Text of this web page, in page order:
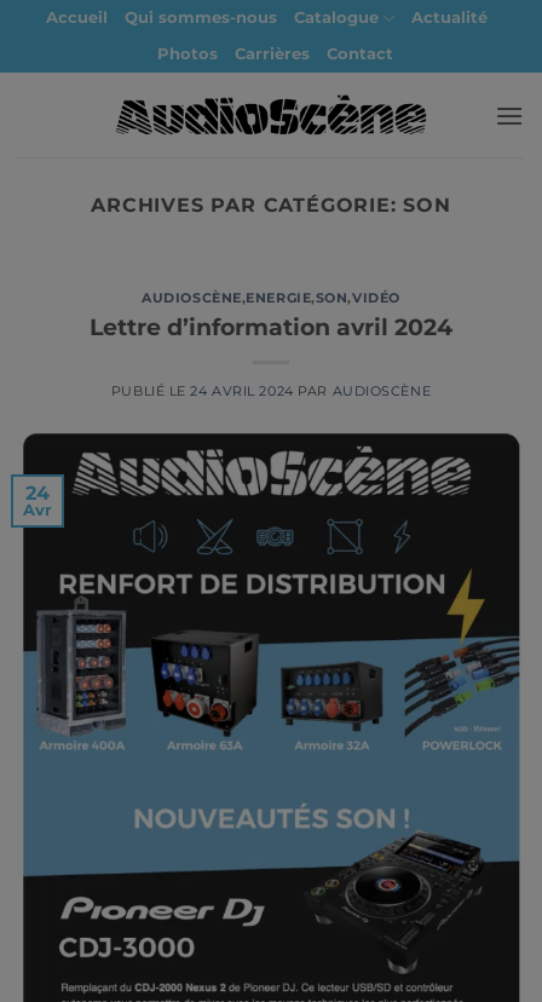
Passer
contenu
Accueil Qui sommes-nous Catalogue
Actualité
Photos
Carrières Contact
ARCHIVES PAR CATÉGORIE:SON
AUDIOSCÈNE,ENERGIE,SON,VIDÉO
Lettre d’information avril 2024
PUBLIÉ LE24 AVRIL 2024 PAR AUDIOSCÈNE
24
Avr